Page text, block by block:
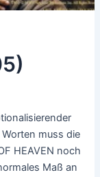
muss die
HEAVEN noch
Maß an